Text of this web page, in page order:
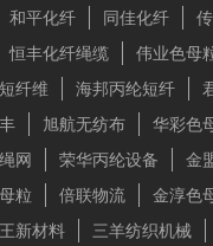
和平化纤 同佳化纤
恒丰化纤绳缆
伟业色母
纤维 海邦丙纶短纤
旭航无纺布
华彩色
网 荣华丙纶设备
金
粒 倍联物流
金淳色
新材料 三羊纺织机械